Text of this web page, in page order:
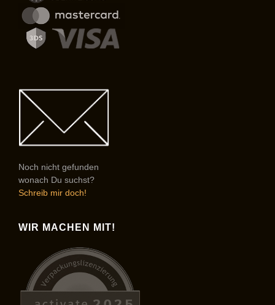
Noch nicht gefunden
wonach Du suchst?
Schreib mir doch!
WIR MACHEN MIT!